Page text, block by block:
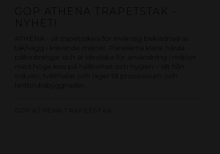
GOP ATHENA TRAPETSTAK -
NYHET!
ATHENA - vit trapetsskiva för invändig beklädnad av
tak/vägg i krävande miljöer. Panelerna klarar hårda
påfrestningar och är idealiska för användning i miljöer
med höga krav på hållbarhet och hygien – allt från
industri, tvätthallar och lager till processrum och
lantbruksbyggnader.